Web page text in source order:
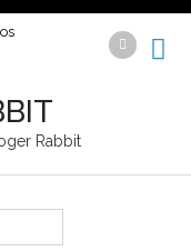
Rabbit